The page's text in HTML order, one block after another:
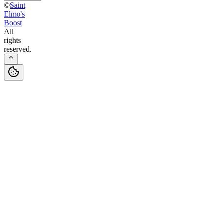
©Saint
Elmo's
Boost
All
rights
reserved.